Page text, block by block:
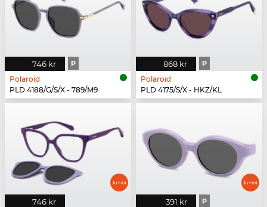
746 kr P
Polaroid
PLD 4188/G/S/X - 789/M9
868 kr P
Polaroid
PLD 4175/S/X - HKZ/KL
746 kr 391 kr P